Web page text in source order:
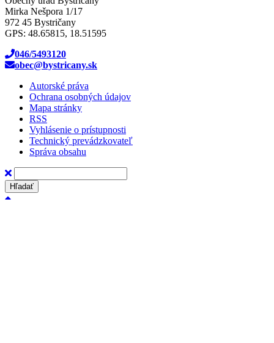
Mirka Nešpora 1/17
972 45 Bystričany
GPS: 48.65815, 18.51595
046/5493120
obec@bystricany.sk
Autorské práva
Ochrana osobných údajov
Mapa stránky
RSS
Vyhlásenie o prístupnosti
Technický prevádzkovateľ
Správa obsahu
Hľadať